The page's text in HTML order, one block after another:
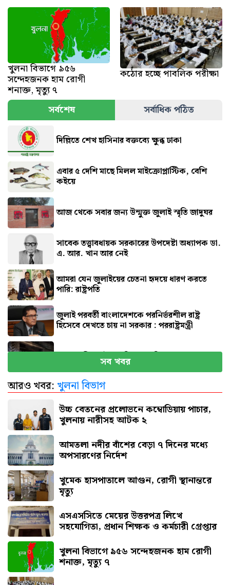
খুলনা বিভাগে ৯৫৬
সন্দেহজনক হাম রোগী
শনাক্ত, মৃত্যু ৭
কঠোর হচ্ছে পাবলিক পরীক্ষা
সর্বশেষ সর্বাধিক পঠিত
দিল্লিতে শেখ হাসিনার বক্তব্যে ক্ষুব্ধ ঢাকা
এবার ৫ দেশি মাছে মিলল মাইক্রোপ্লাস্টিক, বেশি
কইয়ে
আজ থেকে সবার জন্য উন্মুক্ত জুলাই স্মৃতি জাদুঘর
সাবেক তত্ত্বাবধায়ক সরকারের উপদেষ্টা অধ্যাপক ডা.
এ. আর. খান আর নেই
আমরা যেন জুলাইয়ের চেতনা হৃদয়ে ধারণ করতে
পারি: রাষ্ট্রপতি
জুলাই পরবর্তী বাংলাদেশকে পরনির্ভরশীল রাষ্ট্র
হিসেবে দেখতে চায় না সরকার : পররাষ্ট্রমন্ত্রী
মাগুরায় ক্রিকেটার সাকিবের বাড়িতে হামলা
নতুন দায়িত্বে প্রতিমন্ত্রী ববি হাজ্জাজ
সব খবর
আরও খবর: খুলনা বিভাগ
উচ্চ বেতনের প্রলোভনে কম্বোডিয়ায় পাচার,
খুলনায় নারীসহ আটক ২
আমতলা নদীর বাঁশের বেড়া ৭ দিনের মধ্যে
অপসারণের নির্দেশ
খুমেক হাসপাতালে আগুন, রোগী স্থানান্তরে
মৃত্যু
এসএসসিতে মেয়ের উত্তরপত্র লিখে
সহযোগিতা, প্রধান শিক্ষক ও কর্মচারী গ্রেপ্তার
খুলনা বিভাগে ৯৫৬ সন্দেহজনক হাম রোগী
শনাক্ত, মৃত্যু ৭